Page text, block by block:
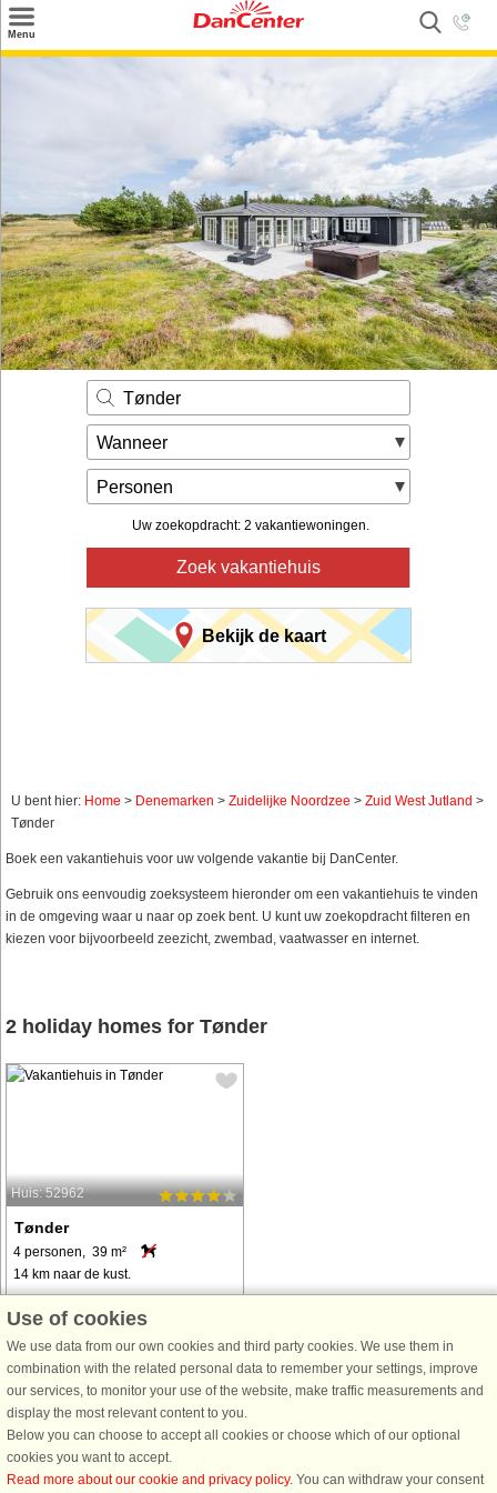
Menu
Service
Kontakt
Tønder
Wanneer
Personen
Uw zoekopdracht: 2 vakantiewoningen.
Zoek vakantiehuis
Bekijk de kaart
U bent hier: Home > Denemarken > Zuidelijke Noordzee > Zuid West Jutland >
Tønder
Boek een vakantiehuis voor uw volgende vakantie bij DanCenter.
Gebruik ons eenvoudig zoeksysteem hieronder om een vakantiehuis te vinden
in de omgeving waar u naar op zoek bent. U kunt uw zoekopdracht filteren en
kiezen voor bijvoorbeeld zeezicht, zwembad, vaatwasser en internet.
2 holiday homes for Tønder
Huis: 52962
Tønder
4 personen, 39 m²
14 km naar de kust.
Diese gemütliche Wohnung befindet
der deutschen Grenze. Geschäfte,
Restaurants und Cafés sind bequem
zu Fuß erreichbar und somit ein
idealer Ausgangspunkt für
Erkundungstouren ...
van € 438
Use of cookies
We use data from our own cookies and third party cookies. We use them in
combination with the related personal data to remember your settings, improve
our services, to monitor your use of the website, make traffic measurements and
display the most relevant content to you.
Below you can choose to accept all cookies or choose which of our optional
cookies you want to accept.
Read more about our cookie and privacy policy. You can withdraw your consent